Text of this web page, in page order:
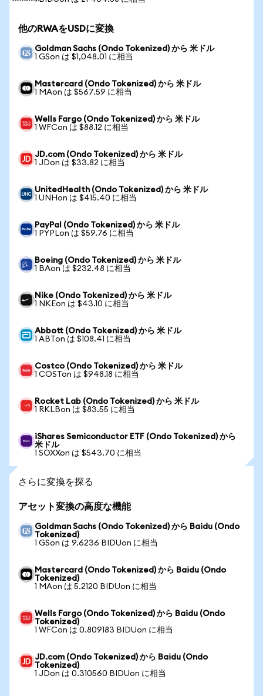
他のRWAをUSDに変換
Goldman Sachs (Ondo Tokenized) から 米ドル
1 GSon は $1,048.01 に相当
Mastercard (Ondo Tokenized) から 米ドル
1 MAon は $567.59 に相当
Wells Fargo (Ondo Tokenized) から 米ドル
1 WFCon は $88.12 に相当
JD.com (Ondo Tokenized) から 米ドル
1 JDon は $33.82 に相当
UnitedHealth (Ondo Tokenized) から 米ドル
1 UNHon は $415.40 に相当
PayPal (Ondo Tokenized) から 米ドル
1 PYPLon は $59.76 に相当
Boeing (Ondo Tokenized) から 米ドル
1 BAon は $232.48 に相当
Nike (Ondo Tokenized) から 米ドル
1 NKEon は $43.10 に相当
Abbott (Ondo Tokenized) から 米ドル
1 ABTon は $108.41 に相当
Costco (Ondo Tokenized) から 米ドル
1 COSTon は $948.18 に相当
Rocket Lab (Ondo Tokenized) から 米ドル
1 RKLBon は $83.55 に相当
iShares Semiconductor ETF (Ondo Tokenized) から
米ドル
1 SOXXon は $543.70 に相当
さらに変換を探る
アセット変換の高度な機能
Goldman Sachs (Ondo Tokenized) から Baidu (Ondo
Tokenized)
1 GSon は 9.6236 BIDUon に相当
Mastercard (Ondo Tokenized) から Baidu (Ondo
Tokenized)
1 MAon は 5.2120 BIDUon に相当
Wells Fargo (Ondo Tokenized) から Baidu (Ondo
Tokenized)
1 WFCon は 0.809183 BIDUon に相当
JD.com (Ondo Tokenized) から Baidu (Ondo
Tokenized)
1 JDon は 0.310560 BIDUon に相当